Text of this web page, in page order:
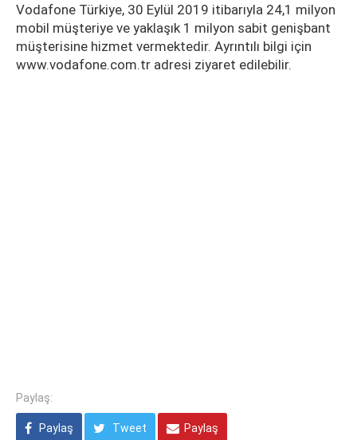
Vodafone Türkiye, 30 Eylül 2019 itibarıyla 24,1 milyon
mobil müşteriye ve yaklaşık 1 milyon sabit genişbant
müşterisine hizmet vermektedir. Ayrıntılı bilgi için
www.vodafone.com.tr adresi ziyaret edilebilir.
Paylaş:
Paylaş Tweet Paylaş